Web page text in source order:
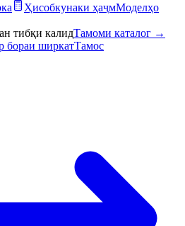
Ҳисобкунаки ҳаҷмМоделҳо
тибқи калидТамоми каталог →
бораи ширкатТамос